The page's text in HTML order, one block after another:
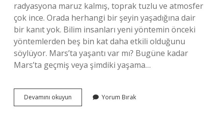
radyasyona maruz kalmış, toprak tuzlu ve atmosfer
çok ince. Orada herhangi bir şeyin yaşadığına dair
bir kanıt yok. Bilim insanları yeni yöntemin önceki
yöntemlerden beş bin kat daha etkili olduğunu
söylüyor. Mars’ta yaşantı var mı? Bugüne kadar
Mars’ta geçmiş veya şimdiki yaşama…
Devamını okuyun
Hayat
Yorum Bırak